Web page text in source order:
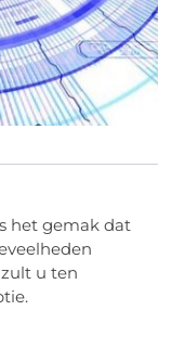
het gemak dat
u ten